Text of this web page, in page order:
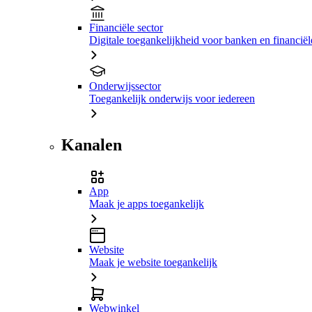
Financiële sector
Digitale toegankelijkheid voor banken en
Onderwijssector
Toegankelijk onderwijs voor iedereen
Kanalen
App
Maak je apps toegankelijk
Website
Maak je website toegankelijk
Webwinkel